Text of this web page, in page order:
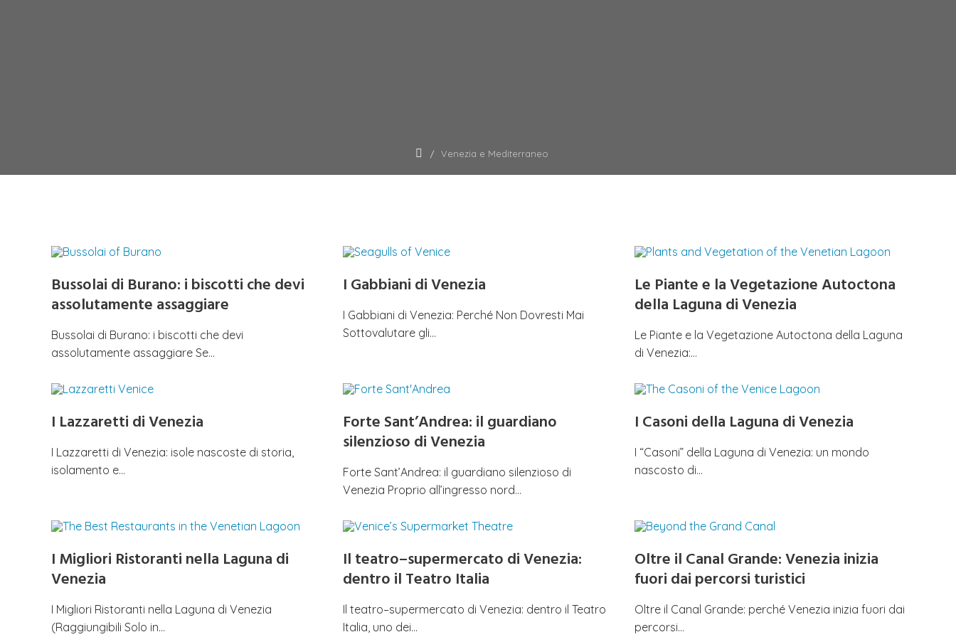
Venezia e Mediterraneo
Bussolai di Burano: i biscotti che devi
assolutamente assaggiare
Bussolai di Burano: i biscotti che devi
assolutamente assaggiare Se…
I Gabbiani di Venezia
I Gabbiani di Venezia: Perché Non Dovresti Mai
Sottovalutare gli…
Le Piante e la Vegetazione Autoctona
della Laguna di Venezia
Le Piante e la Vegetazione Autoctona della Laguna
di Venezia:…
I Lazzaretti di Venezia
I Lazzaretti di Venezia: isole nascoste di storia,
isolamento e…
Forte Sant’Andrea: il guardiano
silenzioso di Venezia
Forte Sant’Andrea: il guardiano silenzioso di
Venezia Proprio all’ingresso nord…
I Casoni della Laguna di Venezia
I “Casoni” della Laguna di Venezia: un mondo
nascosto di…
I Migliori Ristoranti nella Laguna di
Venezia
I Migliori Ristoranti nella Laguna di Venezia
(Raggiungibili Solo in…
Il teatro–supermercato di Venezia:
dentro il Teatro Italia
Il teatro–supermercato di Venezia: dentro il Teatro
Italia, uno dei…
Oltre il Canal Grande: Venezia inizia
fuori dai percorsi turistici
Oltre il Canal Grande: perché Venezia inizia fuori dai
percorsi…